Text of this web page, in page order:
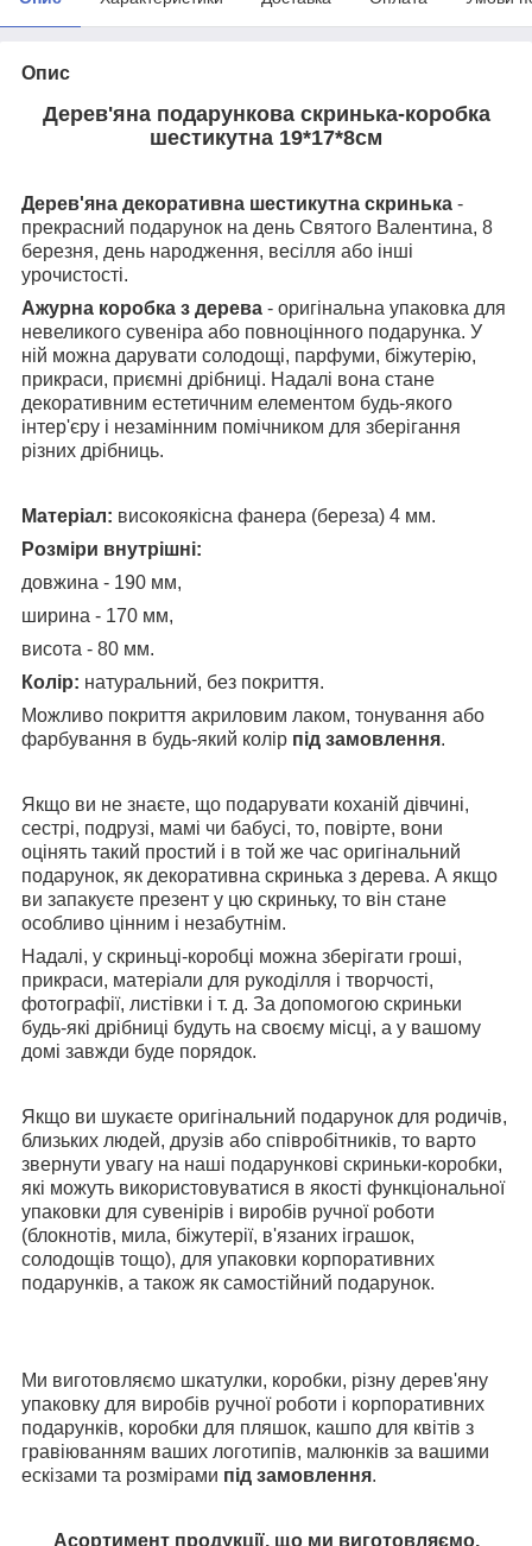
Опис
Дерев'яна подарункова скринька-коробка
шестикутна 19*17*8см
Дерев'яна декоративна шестикутна скринька -
прекрасний подарунок на день Святого Валентина, 8
березня, день народження, весілля або інші
урочистості.
Ажурна коробка з дерева - оригінальна упаковка для
невеликого сувеніра або повноцінного подарунка. У
ній можна дарувати солодощі, парфуми, біжутерію,
прикраси, приємні дрібниці. Надалі вона стане
декоративним естетичним елементом будь-якого
інтер'єру і незамінним помічником для зберігання
різних дрібниць.
Матеріал: високоякісна фанера (береза) 4 мм.
Розміри внутрішні:
довжина - 190 мм,
ширина - 170 мм,
висота - 80 мм.
Колір: натуральний, без покриття.
Можливо покриття акриловим лаком, тонування або
фарбування в будь-який колір під замовлення.
Якщо ви не знаєте, що подарувати коханій дівчині,
сестрі, подрузі, мамі чи бабусі, то, повірте, вони
оцінять такий простий і в той же час оригінальний
подарунок, як декоративна скринька з дерева. А якщо
ви запакуєте презент у цю скриньку, то він стане
особливо цінним і незабутнім.
Надалі, у скриньці-коробці можна зберігати гроші,
прикраси, матеріали для рукоділля і творчості,
фотографії, листівки і т. д. За допомогою скриньки
будь-які дрібниці будуть на своєму місці, а у вашому
домі завжди буде порядок.
Якщо ви шукаєте оригінальний подарунок для родичів,
близьких людей, друзів або співробітників, то варто
звернути увагу на наші подарункові скриньки-коробки,
які можуть використовуватися в якості функціональної
упаковки для сувенірів і виробів ручної роботи
(блокнотів, мила, біжутерії, в'язаних іграшок,
солодощів тощо), для упаковки корпоративних
подарунків, а також як самостійний подарунок.
Ми виготовляємо шкатулки, коробки, різну дерев'яну
упаковку для виробів ручної роботи і корпоративних
подарунків, коробки для пляшок, кашпо для квітів з
гравіюванням ваших логотипів, малюнків за вашими
ескізами та розмірами під замовлення.
Асортимент продукції, що ми виготовляємо,